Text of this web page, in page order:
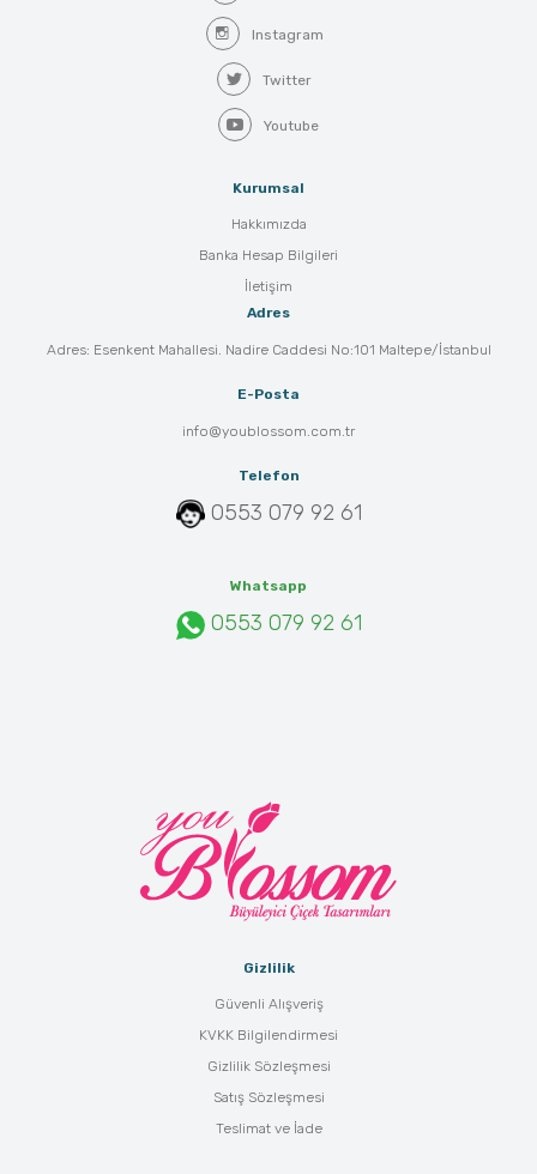
Instagram
Twitter
Youtube
Kurumsal
Hakkımızda
Banka Hesap Bilgileri
İletişim
Adres
Adres: Esenkent Mahallesi. Nadire Caddesi No:101 Maltepe/İstanbul
E-Posta
info@youblossom.com.tr
Telefon
0553 079 92 61
Whatsapp
0553 079 92 61
Gizlilik
Güvenli Alışveriş
KVKK Bilgilendirmesi
Gizlilik Sözleşmesi
Satış Sözleşmesi
Teslimat ve İade